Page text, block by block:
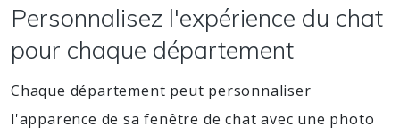
Personnalisez l'expérience du chat
pour chaque département
Chaque département peut personnaliser
l'apparence de sa fenêtre de chat avec une photo